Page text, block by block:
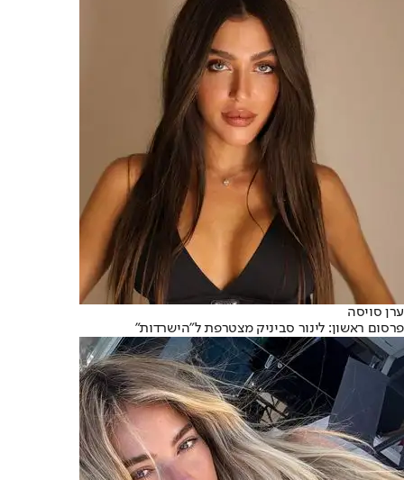
ערן סויסה
פרסום ראשון: לינור סביניק מצטרפת ל"הישרדות"